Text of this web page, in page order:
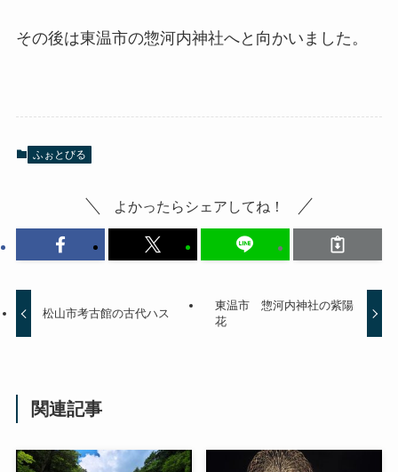
その後は東温市の惣河内神社へと向かいました。
ふぉとびる
よかったらシェアしてね！
松山市考古館の古代ハス
東温市 惣河内神社の紫陽
花
関連記事